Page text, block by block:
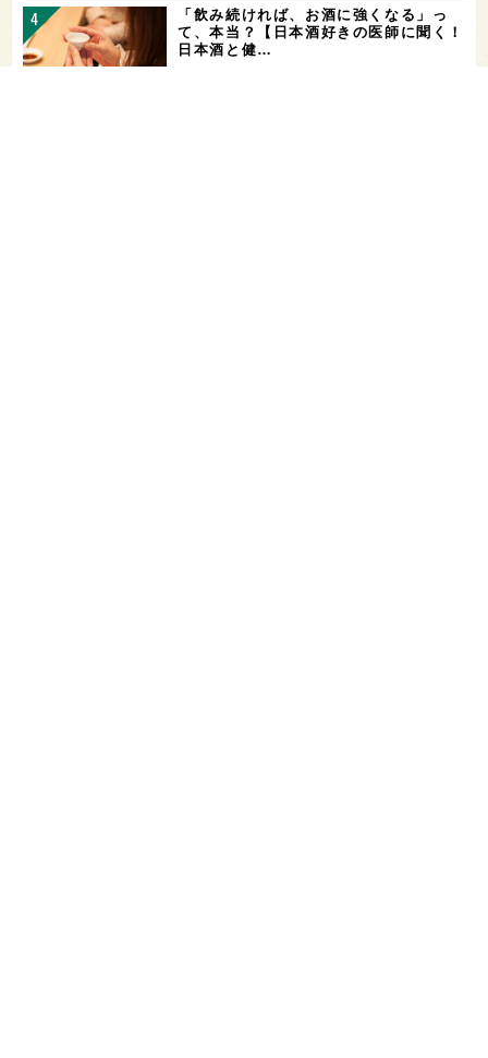
「飲み続ければ、お酒に強くなる」っ
て、本当？【日本酒好きの医師に聞く！
日本酒と健…